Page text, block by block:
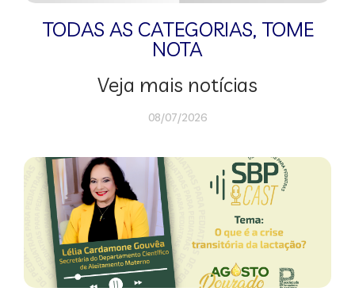
TODAS AS CATEGORIAS, TOME
NOTA
Veja mais notícias
08/07/2026